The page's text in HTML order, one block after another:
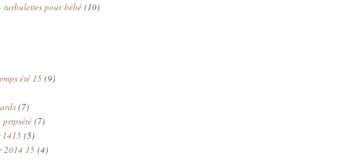
turbulettes pour bébé (10)
été 15 (9)
(7)
(7)
1415 (5)
2014 15(4)